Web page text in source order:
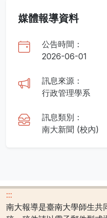
媒體報導資料
公告時間：
2026-06-01
訊息來源：
行政管理學系
訊息類別：
南大新聞 (校內)
:::
南大報導是臺南大學師生共